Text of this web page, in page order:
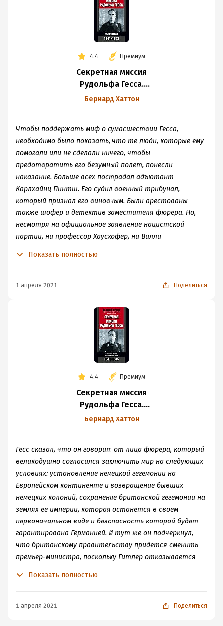
скамью. (Секретные дополнения существовали и
существуют, пока жива дипломатия. – Ред.)
Зная, что он не любит карри, они специально готовили
переперченные блюда. Зная, что он не любит соль, они
сыпали в его еду как можно больше соли. Это была
рассуждала так: «Мы тебе покажем, проклятый
фашист!» Это были неофициальные действия,
которые власти запрещали и за которые наказывали.
Такие поступки труднодоказуемы, но если они
вынужденного все свое время проводить в четырех
стенах, долгие часы раздумывать над мелкими
пакостями, причиняемыми ему, – так животное в
клетке можно довести до безумной ярости, если
постоянно тыкать в него палкой.
4.4 Премиум
Секретная миссия
Рудольфа Гесса.
Закулисные игры
Бернард Хаттон
Чтобы поддержать миф о сумасшествии Гесса,
необходимо было показать, что те люди, которые ему
помогали или не сделали ничего, чтобы
предотвратить его безумный полет, понесли
наказание. Больше всех пострадал адъютант
Карлхайнц Пинтш. Его судил военный трибунал,
который признал его виновным. Были арестованы
также шофер и детектив заместителя фюрера. Но,
несмотря на официальное заявление нацистской
партии, ни профессор Хаусхофер, ни Вилли
Показать полностью
1 апреля 2021 Поделиться
4.4 Премиум
Секретная миссия
Рудольфа Гесса.
Закулисные игры
Бернард Хаттон
Гесс сказал, что он говорит от лица фюрера, который
великодушно согласился заключить мир на следующих
условиях: установление немецкой гегемонии на
Европейском континенте и возвращение бывших
немецких колоний, сохранение британской гегемонии на
землях ее империи, которая останется в своем
первоначальном виде и безопасность которой будет
гарантирована Германией. И тут же он подчеркнул,
что британскому правительству придется сменить
премьер-министра, поскольку Гитлер отказывается
немецкого военнопленного, освобожденного для этого
Показать полностью
1 апреля 2021 Поделиться